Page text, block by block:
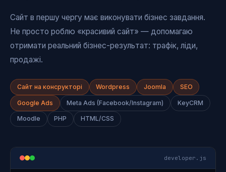
Сайт в першу чергу має виконувати бізнес завдання.
Не просто роблю «красивий сайт» — допомагаю
отримати реальний бізнес-результат: трафік, ліди,
продажі.
Сайт на консрукторі Wordpress Joomla SEO
Google Ads Meta Ads (Facebook/Instagram) KeyCRM
Moodle PHP HTML/CSS
developer.js